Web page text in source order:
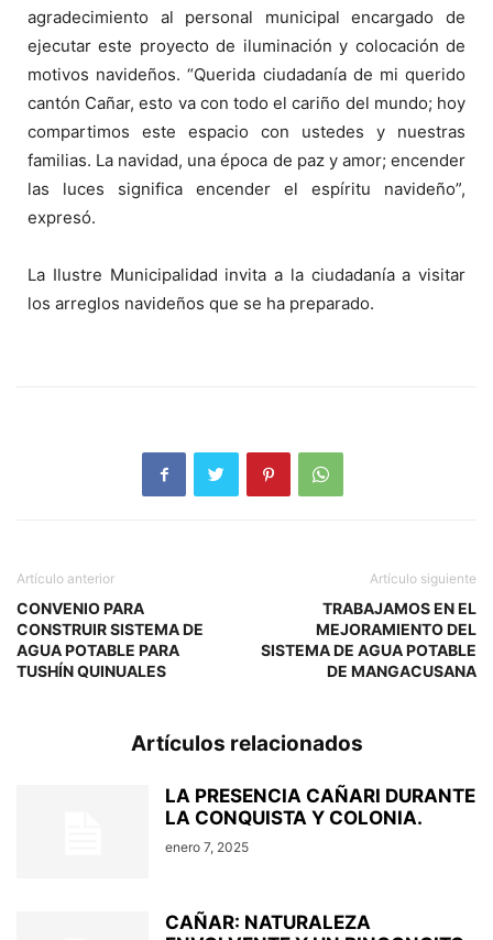
agradecimiento al personal municipal encargado de
ejecutar este proyecto de iluminación y colocación de
motivos navideños. “Querida ciudadanía de mi querido
cantón Cañar, esto va con todo el cariño del mundo; hoy
compartimos este espacio con ustedes y nuestras
familias. La navidad, una época de paz y amor; encender
las luces significa encender el espíritu navideño”,
expresó.
La Ilustre Municipalidad invita a la ciudadanía a visitar
los arreglos navideños que se ha preparado.
Artículo anterior
CONVENIO PARA
CONSTRUIR SISTEMA DE
AGUA POTABLE PARA
TUSHÍN QUINUALES
Artículo siguiente
TRABAJAMOS EN EL
MEJORAMIENTO DEL
SISTEMA DE AGUA POTABLE
DE MANGACUSANA
Artículos relacionados
LA PRESENCIA CAÑARI DURANTE
LA CONQUISTA Y COLONIA.
enero 7, 2025
CAÑAR: NATURALEZA